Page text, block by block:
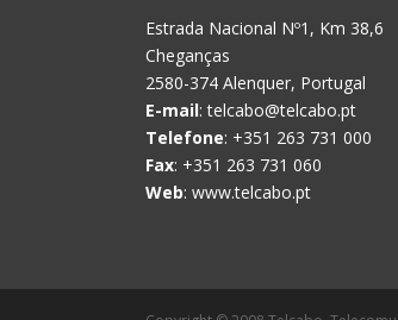
Estrada Nacional Nº1, Km 38,6
Cheganças
2580-374 Alenquer, Portugal
E-mail:telcabo@telcabo.pt
Telefone: +351 263 731 000
Fax: +351 263 731 060
Web: www.telcabo.pt